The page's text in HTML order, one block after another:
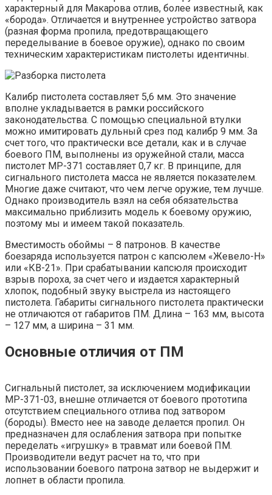
характерный для Макарова отлив, более известный, как
«борода». Отличается и внутреннее устройство затвора
(разная форма пропила, предотвращающего
переделывание в боевое оружие), однако по своим
техническим характеристикам пистолеты идентичны.
Калибр пистолета составляет 5,6 мм. Это значение
вполне укладывается в рамки российского
законодательства. С помощью специальной втулки
можно имитировать дульный срез под калибр 9 мм. За
счет того, что практически все детали, как и в случае
боевого ПМ, выполнены из оружейной стали, масса
пистолет МР-371 составляет 0,7 кг. В принципе, для
сигнального пистолета масса не является показателем.
Многие даже считают, что чем легче оружие, тем лучше.
Однако производитель взял на себя обязательства
максимально приблизить модель к боевому оружию,
поэтому мы и имеем такой показатель.
Вместимость обоймы – 8 патронов. В качестве
боезаряда используется патрон с капсюлем «Жевело-Н»
или «КВ-21». При срабатывании капсюля происходит
взрыв пороха, за счет чего и издается характерный
хлопок, подобный звуку выстрела из настоящего
пистолета. Габариты сигнального пистолета практически
не отличаются от габаритов ПМ. Длина – 163 мм, высота
– 127 мм, а ширина – 31 мм.
Основные отличия от ПМ
Сигнальный пистолет, за исключением модификации
МР-371-03, внешне отличается от боевого прототипа
отсутствием специального отлива под затвором
(бороды). Вместо нее на заводе делается пропил. Он
предназначен для ослабления затвора при попытке
переделать «игрушку» в травмат или боевой ПМ.
Производители ведут расчет на то, что при
использовании боевого патрона затвор не выдержит и
лопнет в области пропила.